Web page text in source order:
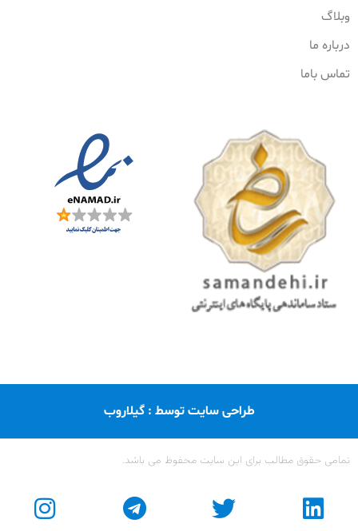
وبلاگ
درباره ما
تماس باما
طراحی سایت توسط : گیلاروب
تمامی حقوق مطالب برای این سایت محفوظ می باشد.